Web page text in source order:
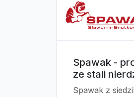
Spawak -
ze stali
Spawak z